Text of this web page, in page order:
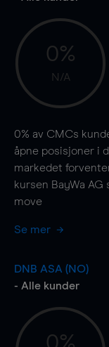
0%
N/A
0% av CMCs
åpne posisjoner i
markedet
kursen BayWa AG
move
Se mer
DNB ASA (NO)
- Alle kunder